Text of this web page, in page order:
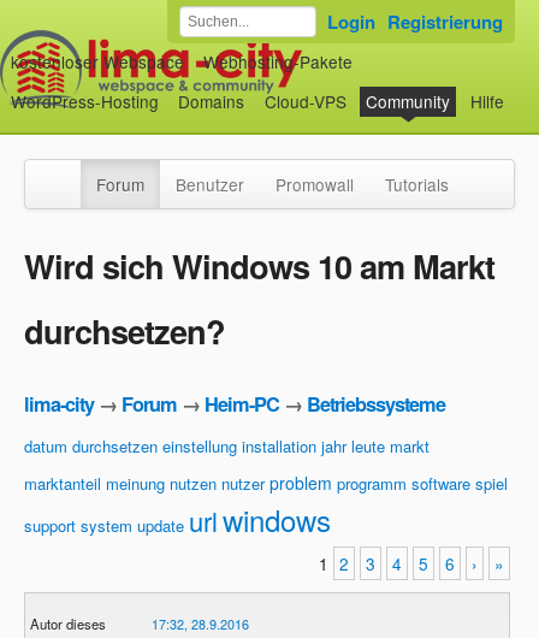
kostenloser Webspace
Webhosting-Pakete
WordPress-Hosting
Domains Cloud-VPS Community Hilfe
Login Registrierung
Forum Benutzer Promowall Tutorials
Wird sich Windows 10 am Markt
durchsetzen?
lima-city→ Forum → Heim-PC → Betriebssysteme
datum durchsetzen einstellung installation jahr leute markt
marktanteil meinung nutzen nutzer problem programm software spiel
support system update urlwindows
1 2 3 4 5 6 › »
Autor dieses
17:32, 28.9.2016